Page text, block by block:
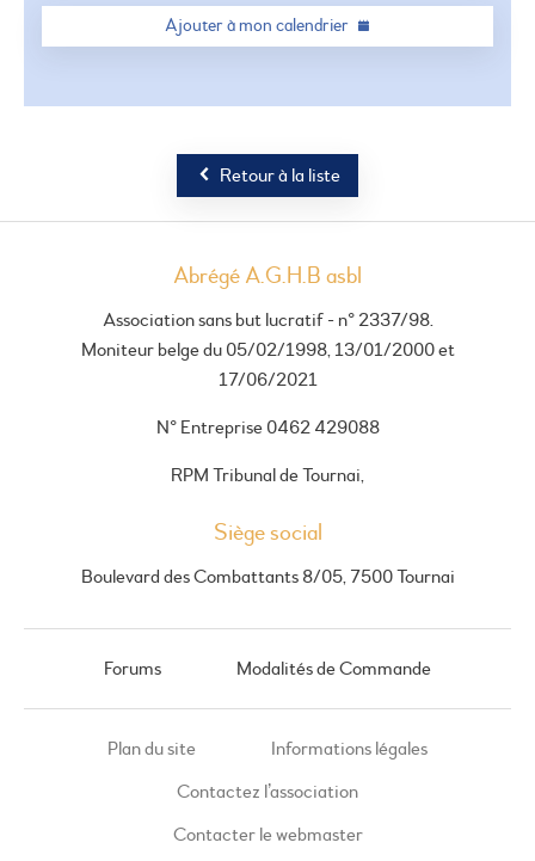
Ajouter à mon calendrier
Retour à la liste
Abrégé A.G.H.B asbl
Association sans but lucratif - n° 2337/98.
Moniteur belge du 05/02/1998, 13/01/2000 et
17/06/2021
N° Entreprise 0462 429088
RPM Tribunal de Tournai,
Siège social
Boulevard des Combattants 8/05, 7500 Tournai
Forums Modalités de Commande
Plan du site
Informations légales
Contactez l’association
Contacter le webmaster